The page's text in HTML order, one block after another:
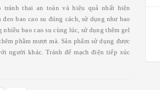
tránh thai an toàn và hiệu quả nhất hiện
bao cao su đúng cách, sử dụng như bao
bao cao su cùng lúc, sử dụng thêm gel
phầm mượt mà. Sản phẩm sử dụng được
người khác. Tránh để mạch điện tiếp xúc